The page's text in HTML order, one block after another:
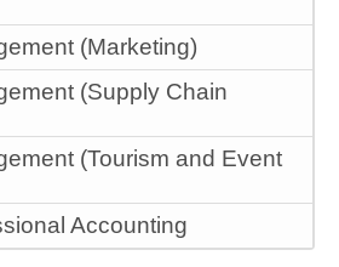
(Marketing)
(Supply Chain
(Tourism and Event
Accounting